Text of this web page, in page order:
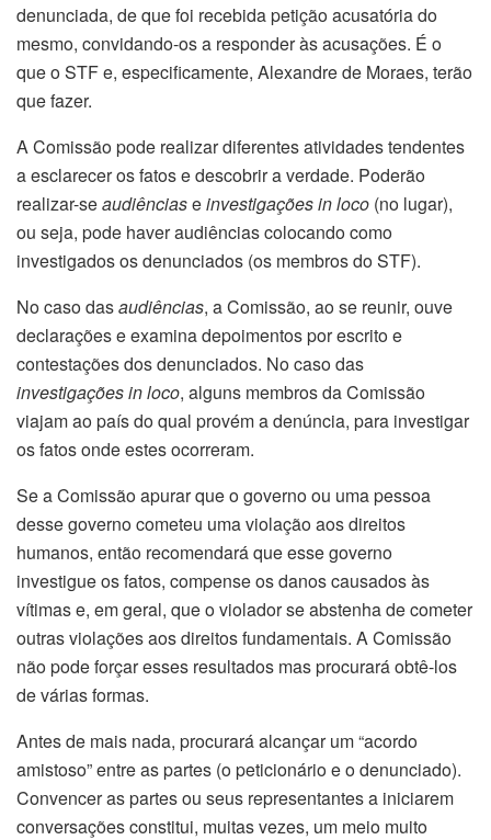
denunciada, de que foi recebida petição acusatória do
mesmo, convidando-os a responder às acusações. É o
que o STF e, especificamente, Alexandre de Moraes, terão
que fazer.
A Comissão pode realizar diferentes atividades tendentes
a esclarecer os fatos e descobrir a verdade. Poderão
realizar-seaudiênciaseinvestigaçõesin loco (no lugar),
ou seja, pode haver audiências colocando como
investigados os denunciados (os membros do STF).
No caso dasaudiências, a Comissão, ao se reunir, ouve
declarações e examina depoimentos por escrito e
contestações dos denunciados. No caso das
investigaçõesin loco, alguns membros da Comissão
viajam ao país do qual provém a denúncia, para investigar
os fatos onde estes ocorreram.
Se a Comissão apurar que o governo ou uma pessoa
desse governo cometeu uma violação aos direitos
humanos, então recomendará que esse governo
investigue os fatos, compense os danos causados às
vítimas e, em geral, que o violador se abstenha de cometer
outras violações aos direitos fundamentais. A Comissão
não pode forçar esses resultados mas procurará obtê-los
de várias formas.
Antes de mais nada, procurará alcançar um “acordo
amistoso” entre as partes (o peticionário e o denunciado).
Convencer as partes ou seus representantes a iniciarem
conversações constitui, muitas vezes, um meio muito